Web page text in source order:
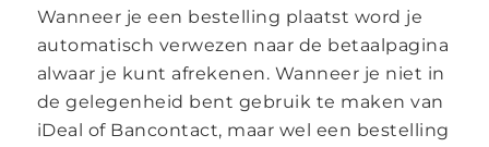
Wanneer je een bestelling plaatst word je
automatisch verwezen naar de betaalpagina
alwaar je kunt afrekenen. Wanneer je niet in
de gelegenheid bent gebruik te maken van
iDeal of Bancontact, maar wel een bestelling